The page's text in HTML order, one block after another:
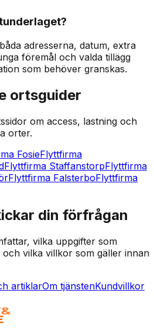
adresserna, datum, extra
föremål och valda tillägg
som behöver granskas.
ortsguider
om access, lastning och
orter.
FosieFlyttfirma
Flyttfirma StaffanstorpFlyttfirma
Flyttfirma FalsterboFlyttfirma
din förfrågan
vilka uppgifter som
vilka villkor som gäller innan
artiklarOm tjänstenKundvillkor